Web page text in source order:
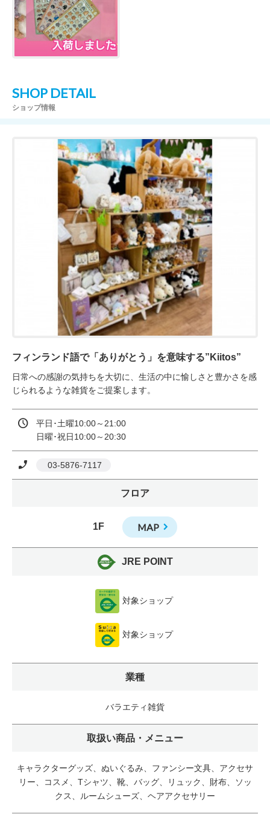
SHOP DETAIL
ショップ情報
フィンランド語で「ありがとう」を意味する”Kiitos”
日常への感謝の気持ちを大切に、生活の中に愉しさと豊かさを感
じられるような雑貨をご提案します。
平日･土曜10:00～21:00
日曜･祝日10:00～20:30
03-5876-7117
フロア
1F MAP
JRE POINT
対象ショップ
対象ショップ
業種
バラエティ雑貨
取扱い商品・メニュー
キャラクターグッズ、ぬいぐるみ、ファンシー文具、アクセサ
リー、コスメ、Tシャツ、靴、バッグ、リュック、財布、ソッ
クス、ルームシューズ、ヘアアクセサリー